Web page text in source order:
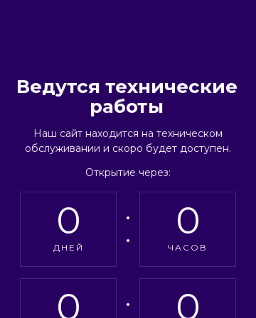
Ведутся технические
работы
Наш сайт находится на техническом
обслуживании и скоро будет доступен.
Открытие через:
0
ДНЕЙ
0
ЧАСОВ
0 0